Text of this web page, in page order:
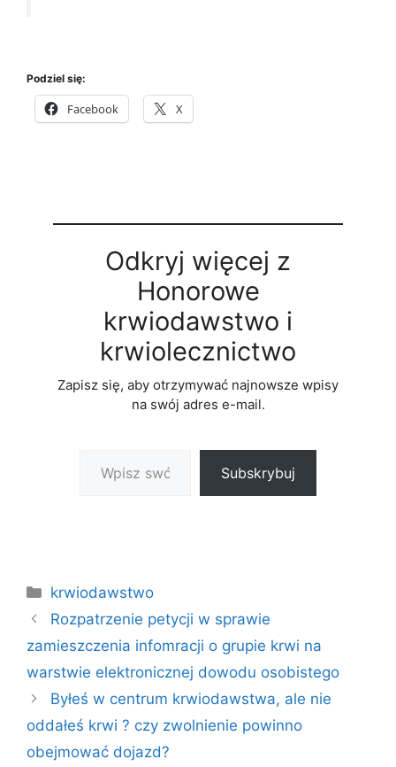
Podziel się:
Facebook X
Odkryj więcej z
Honorowe
krwiodawstwo i
krwiolecznictwo
Zapisz się, aby otrzymywać najnowsze wpisy
na swój adres e-mail.
Subskrybuj
Kategorie
krwiodawstwo
Rozpatrzenie petycji w sprawie
zamieszczenia infomracji o grupie krwi na
warstwie elektronicznej dowodu osobistego
Byłeś w centrum krwiodawstwa, ale nie
oddałeś krwi ? czy zwolnienie powinno
obejmować dojazd?